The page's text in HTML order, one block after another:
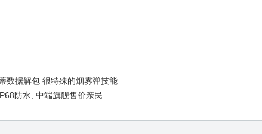
数据解包 很特殊的烟雾弹技能
防水, 中端旗舰售价亲民